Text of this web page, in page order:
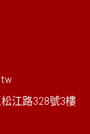
江路328號3樓